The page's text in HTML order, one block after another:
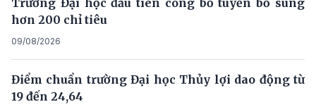
hơn 200 chỉ tiêu
09/08/2026
Điểm chuẩn trường Đại học Thủy lợi dao động từ
19 đến 24,64